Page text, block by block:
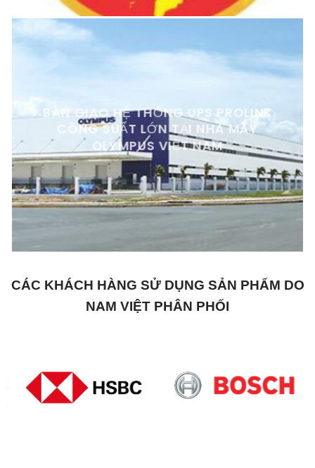
BÀN GIAO HỆ THỐNG UPS PROLINK
CÔNG SUẤT LỚN TẠI NHÀ MÁY
OLYMPUS VIỆT NAM
CÁC KHÁCH HÀNG SỬ DỤNG SẢN PHẨM DO
NAM VIỆT PHÂN PHỐI